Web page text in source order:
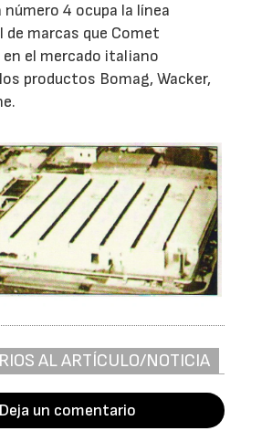
número 4 ocupa la línea
marcas que Comet
el mercado italiano
productos Bomag, Wacker,
AL ARTÍCULO/NOTICIA
Deja un comentario